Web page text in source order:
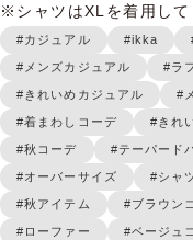
※シャツはXLを着用して
#カジュアル #ikka
#メンズカジュアル #ラ
#きれいめカジュアル #
#着まわしコーデ #きれ
#秋コーデ #テーパード
#オーバーサイズ #シャ
#秋アイテム #ブラウン
#ローファー #ベージュ